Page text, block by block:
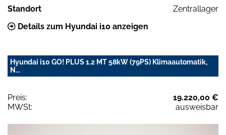
Standort
Zentrallager
Details zum Hyundai i10 anzeigen
Hyundai i10 GO! PLUS 1.2 MT 58kW (79PS) Klimaautomatik,
N...
Preis:
19.220,00 €
MWSt:
ausweisbar